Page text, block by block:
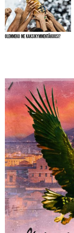
OLEMMEKO ME KAKSIKYMMENTÄKUUSI?